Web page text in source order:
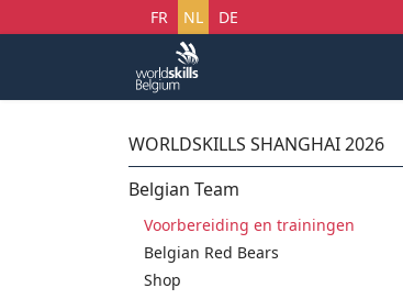
Selecteer uw taal
FR NL DE
WORLDSKILLS SHANGHAI 2026
Belgian Team
Voorbereiding en trainingen
Belgian Red Bears
Shop